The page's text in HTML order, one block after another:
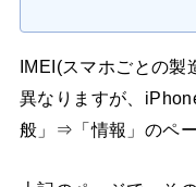
IMEI(スマホごとの製
異なりますが、
般」⇒「情報」のペ